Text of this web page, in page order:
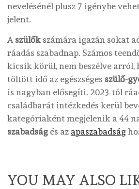
nevelésénél plusz 7 igénybe
jelent.
A szülőkszámára igazán sokat
ráadás szabadnap. Számos
kicsik körül, nem beszélve arról,
töltött idő az egészséges szülő-
is nagyban elősegíti. 2023-tól
családbarát intézkedés kerül
kategóriaként megjelenik a 44
szabadság és az apaszabadság
YOU MAY ALSO